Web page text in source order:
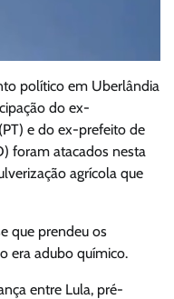
político em Uberlândia
do ex-
e do ex-prefeito de
foram atacados nesta
agrícola que
que prendeu os
era adubo químico.
entre Lula, pré-